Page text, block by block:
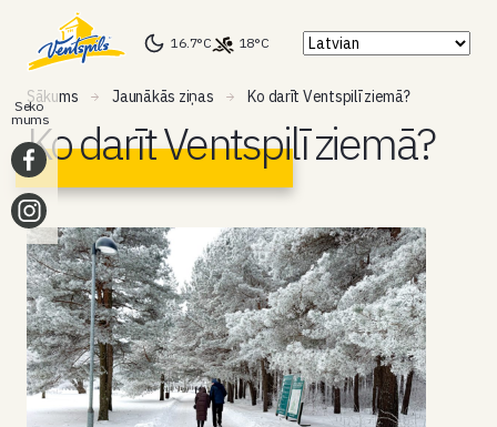
16.7°C 18°C
Sākums Jaunākās ziņas Ko darīt Ventspilī ziemā?
Ko darīt Ventspilī ziemā?
Seko
mums